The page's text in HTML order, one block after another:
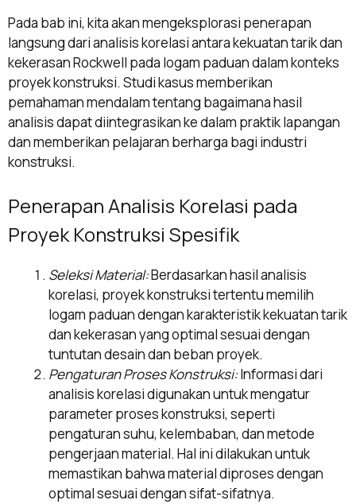
Pada bab ini, kita akan mengeksplorasi penerapan
langsung dari analisis korelasi antara kekuatan tarik dan
kekerasan Rockwell pada logam paduan dalam konteks
proyek konstruksi. Studi kasus memberikan
pemahaman mendalam tentang bagaimana hasil
analisis dapat diintegrasikan ke dalam praktik lapangan
dan memberikan pelajaran berharga bagi industri
konstruksi.
Penerapan Analisis Korelasi pada
Proyek Konstruksi Spesifik
Seleksi Material:Berdasarkan hasil analisis
korelasi, proyek konstruksi tertentu memilih
logam paduan dengan karakteristik kekuatan tarik
dan kekerasan yang optimal sesuai dengan
tuntutan desain dan beban proyek.
Pengaturan Proses Konstruksi:Informasi dari
analisis korelasi digunakan untuk mengatur
parameter proses konstruksi, seperti
pengaturan suhu, kelembaban, dan metode
pengerjaan material. Hal ini dilakukan untuk
memastikan bahwa material diproses dengan
optimal sesuai dengan sifat-sifatnya.